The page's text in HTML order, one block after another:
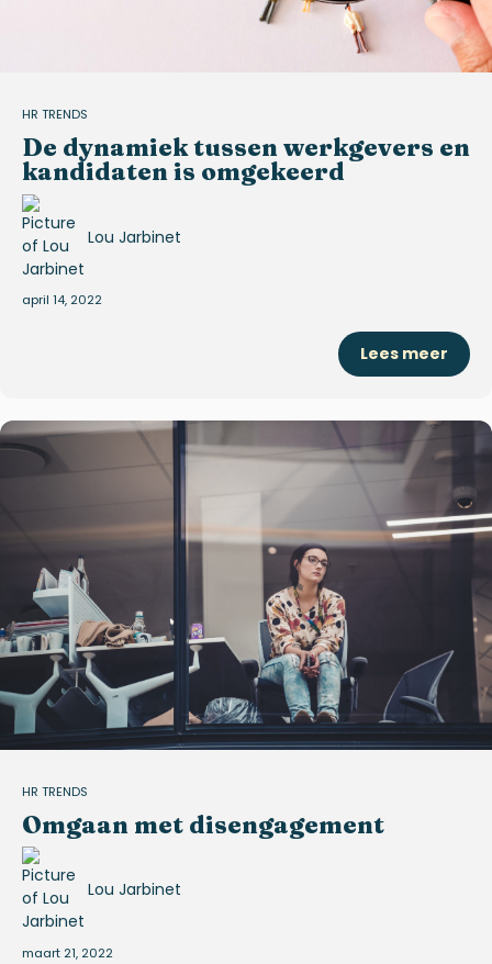
HR TRENDS
De dynamiek tussen werkgevers en
kandidaten is omgekeerd
Lou Jarbinet
april 14, 2022
Lees meer
HR TRENDS
Omgaan met disengagement
Lou Jarbinet
maart 21, 2022